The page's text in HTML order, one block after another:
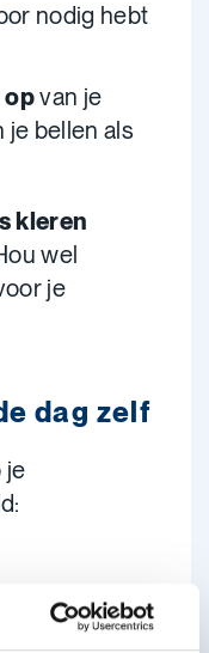
nodig hebt
opvan je
je bellen als
kleren
wel
je
dag zelf
je